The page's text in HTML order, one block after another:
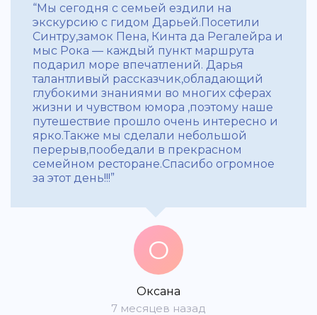
“Мы сегодня с семьей ездили на
экскурсию с гидом Дарьей.Посетили
Синтру,замок Пена, Кинта да Регалейра и
мыс Рока — каждый пункт маршрута
подарил море впечатлений. Дарья
талантливый рассказчик,обладающий
глубокими знаниями во многих сферах
жизни и чувством юмора ,поэтому наше
путешествие прошло очень интересно и
ярко.Также мы сделали небольшой
перерыв,пообедали в прекрасном
семейном ресторане.Спасибо огромное
за этот день!!!”
О
Оксана
7 месяцев назад